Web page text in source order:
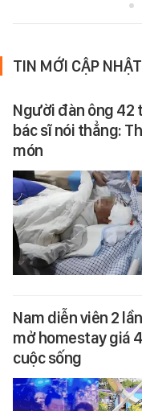
TIN MỚI CẬP NHẬT
Người đàn ông 42
bác sĩ nói thẳng:
món
Nam diễn viên 2
mở homestay giá
cuộc sống